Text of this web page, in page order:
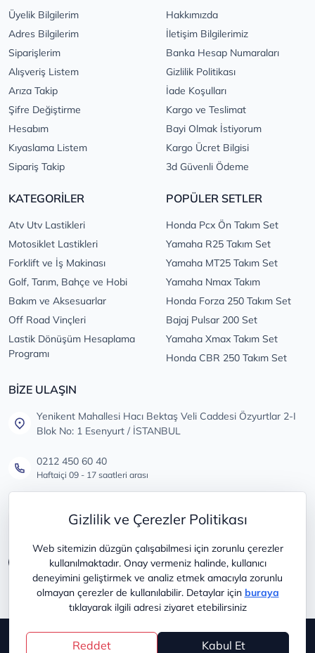
Gizlilik ve Çerezler Politikası
Web sitemizin düzgün çalışabilmesi için zorunlu çerezler
kullanılmaktadır. Onay vermeniz halinde, kullanıcı
deneyimini geliştirmek ve analiz etmek amacıyla zorunlu
olmayan çerezler de kullanılabilir. Detaylar için buraya
tıklayarak ilgili adresi ziyaret etebilirsiniz
Reddet Kabul Et
Üyelik Bilgilerim
Adres Bilgilerim
Siparişlerim
Alışveriş Listem
Arıza Takip
Şifre Değiştirme
Hesabım
Kıyaslama Listem
Sipariş Takip
Hakkımızda
İletişim Bilgilerimiz
Banka Hesap Numaraları
Gizlilik Politikası
İade Koşulları
Kargo ve Teslimat
Bayi Olmak İstiyorum
Kargo Ücret Bilgisi
3d Güvenli Ödeme
KATEGORİLER
Atv Utv Lastikleri
Motosiklet Lastikleri
Forklift ve İş Makinası
Golf, Tarım, Bahçe ve Hobi
Bakım ve Aksesuarlar
Off Road Vinçleri
Lastik Dönüşüm Hesaplama
Programı
POPÜLER SETLER
Honda Pcx Ön Takım Set
Yamaha R25 Takım Set
Yamaha MT25 Takım Set
Yamaha Nmax Takım
Honda Forza 250 Takım Set
Bajaj Pulsar 200 Set
Yamaha Xmax Takım Set
Honda CBR 250 Takım Set
BİZE ULAŞIN
Yenikent Mahallesi Hacı Bektaş Veli Caddesi Özyurtlar 2-I
Blok No: 1 Esenyurt / İSTANBUL
0212 450 60 40
Haftaiçi 09 - 17 saatleri arası
Tüm öneri ve şikayetleriniz için
Copyright © 2025